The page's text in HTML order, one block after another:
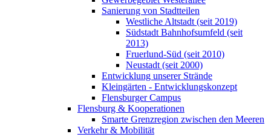
Sanierung von Stadtteilen
Westliche Altstadt (seit 2019)
Südstadt Bahnhofsumfeld (seit
2013)
Fruerlund-Süd (seit 2010)
Neustadt (seit 2000)
Entwicklung unserer Strände
Kleingärten - Entwicklungskonzept
Flensburger Campus
Flensburg & Kooperationen
Smarte Grenzregion zwischen den Meeren
Verkehr & Mobilität